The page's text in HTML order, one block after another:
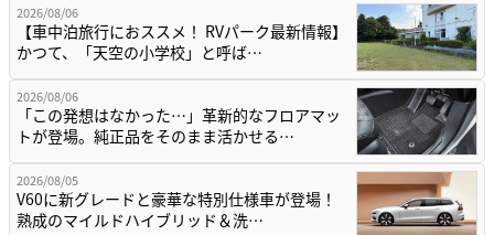
2026/08/06
【車中泊旅行におススメ！ RVパーク最新情報】
かつて、「天空の小学校」と呼ば…
2026/08/06
「この発想はなかった…」革新的なフロアマッ
トが登場。純正品をそのまま活かせる…
2026/08/05
V60に新グレードと豪華な特別仕様車が登場！
熟成のマイルドハイブリッド＆洗…